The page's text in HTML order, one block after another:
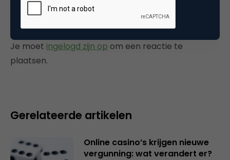
Je moet ingelogd zijn op om een reactie te
plaatsen.
Gerelateerde artikelen
Online casino’s krijgen nieuwe
vergunning: wat verandert er?